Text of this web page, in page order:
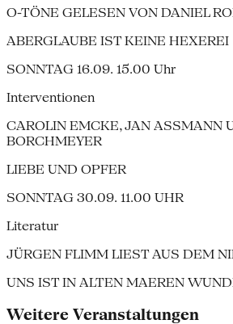
O-TÖNE GELESEN VON DANIEL
ABERGLAUBE IST KEINE HEXEREI
SONNTAG 16.09. 15.00 Uhr
Interventionen
CAROLIN EMCKE, JAN ASSMANN
BORCHMEYER
LIEBE UND OPFER
SONNTAG 30.09. ​11.00 UHR
Literatur
JÜRGEN FLIMM LIEST AUS DEM
UNS IST IN ALTEN MAEREN
Weitere Veranstaltungen